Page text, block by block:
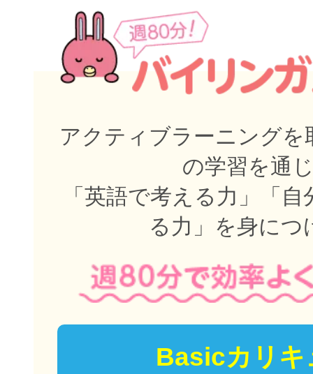
アクティブラーニングを
の学習を通
「英語で考える力」「
る力」を身につ
Basicカリキ